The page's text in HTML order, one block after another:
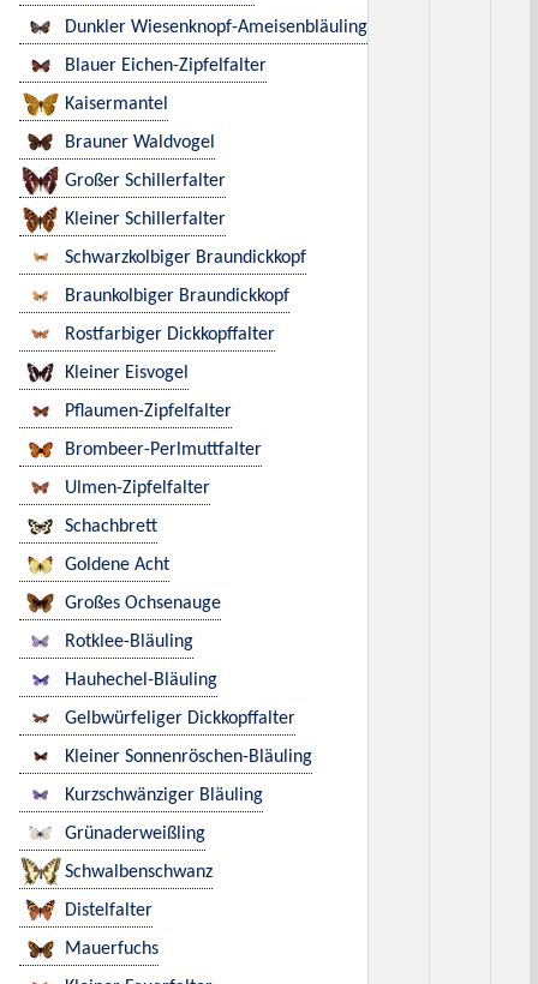
Dunkler Wiesenknopf-Ameisenbläuling
Blauer Eichen-Zipfelfalter
Kaisermantel
Brauner Waldvogel
Großer Schillerfalter
Kleiner Schillerfalter
Schwarzkolbiger Braundickkopf
Braunkolbiger Braundickkopf
Rostfarbiger Dickkopffalter
Kleiner Eisvogel
Pflaumen-Zipfelfalter
Brombeer-Perlmuttfalter
Ulmen-Zipfelfalter
Schachbrett
Goldene Acht
Großes Ochsenauge
Rotklee-Bläuling
Hauhechel-Bläuling
Gelbwürfeliger Dickkopffalter
Kleiner Sonnenröschen-Bläuling
Kurzschwänziger Bläuling
Grünaderweißling
Schwalbenschwanz
Distelfalter
Mauerfuchs